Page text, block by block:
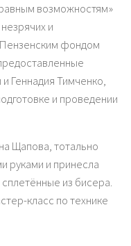
возможностям»
и
фондом
Геннадия Тимченко,
и проведении
Щапова, тотально
руками и принесла
из бисера.
класс по технике